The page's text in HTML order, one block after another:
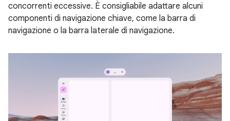
concorrenti eccessive. È consigliabile adattare alcuni
componenti di navigazione chiave, come la barra di
navigazione o la barra laterale di navigazione.